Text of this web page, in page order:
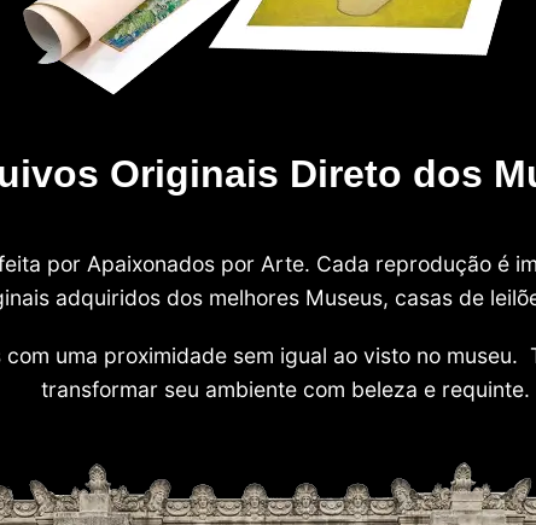
Originais Direto dos
por Apaixonados por Arte. Cada reprodução é
adquiridos dos melhores Museus, casas de
uma proximidade sem igual ao visto no
transformar seu ambiente com beleza e requinte.